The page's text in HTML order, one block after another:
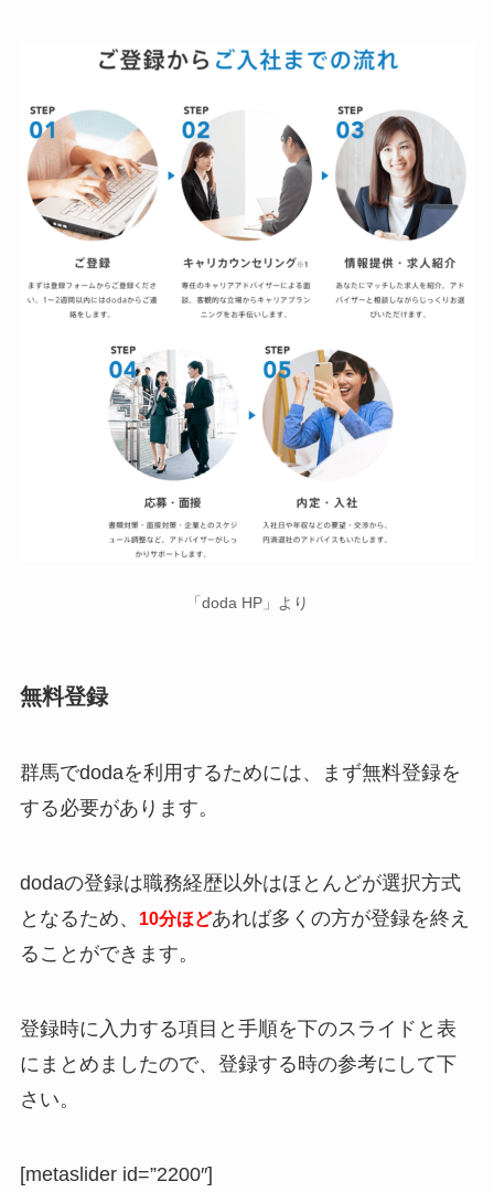
「doda HP」より
無料登録
群馬でdodaを利用するためには、まず無料登録を
する必要があります。
dodaの登録は職務経歴以外はほとんどが選択方式
となるため、
10分ほどあれば多くの方が登録を終え
ることができます。
登録時に入力する項目と手順を下のスライドと表
にまとめましたので、登録する時の参考にして下
さい。
[metaslider id=”2200″]